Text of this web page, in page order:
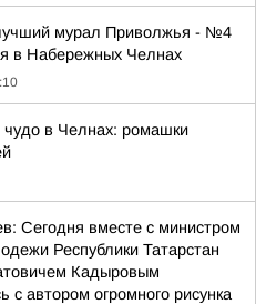
мурал Приволжья - №4
в Набережных Челнах
чудо в Челнах: ромашки
Сегодня вместе с министром
Республики Татарстан
Кадыровым
с автором огромного рисунка